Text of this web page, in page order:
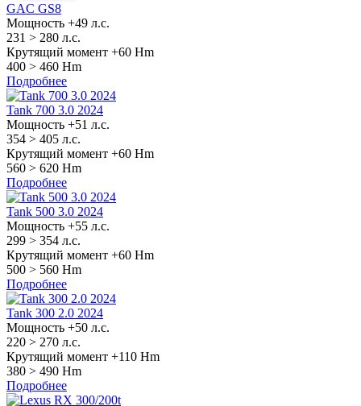
GAC GS8
Мощность +49 л.с.
231 > 280 л.с.
Крутящий момент +60 Hm
400 > 460 Hm
Подробнее
Tank 700 3.0 2024
Мощность +51 л.с.
354 > 405 л.с.
Крутящий момент +60 Hm
560 > 620 Hm
Подробнее
Tank 500 3.0 2024
Мощность +55 л.с.
299 > 354 л.с.
Крутящий момент +60 Hm
500 > 560 Hm
Подробнее
Tank 300 2.0 2024
Мощность +50 л.с.
220 > 270 л.с.
Крутящий момент +110 Hm
380 > 490 Hm
Подробнее